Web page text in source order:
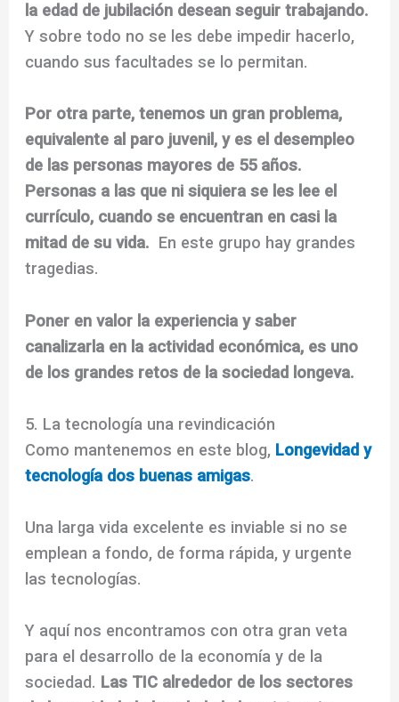
la edad de jubilación desean seguir trabajando.
Y sobre todo no se les debe impedir hacerlo,
cuando sus facultades se lo permitan.
Por otra parte, tenemos un gran problema,
equivalente al paro juvenil, y es el desempleo
de las personas mayores de 55 años.
Personas a las que ni siquiera se les lee el
currículo, cuando se encuentran en casi la
mitad de su vida. En este grupo hay grandes
tragedias.
Poner en valor la experiencia y saber
canalizarla en la actividad económica, es uno
de los grandes retos de la sociedad longeva.
5. La tecnología una revindicación
Como mantenemos en este blog, Longevidad y
tecnología dos buenas amigas.
Una larga vida excelente es inviable si no se
emplean a fondo, de forma rápida, y urgente
las tecnologías.
Y aquí nos encontramos con otra gran veta
para el desarrollo de la economía y de la
sociedad. Las TIC alrededor de los sectores